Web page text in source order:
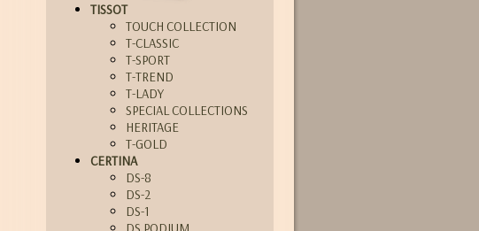
TISSOT
TOUCH COLLECTION
T-CLASSIC
T-SPORT
T-TREND
T-LADY
SPECIAL COLLECTIONS
HERITAGE
T-GOLD
CERTINA
DS-8
DS-2
DS-1